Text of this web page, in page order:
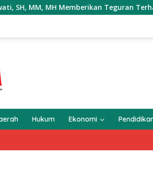
Memberikan Teguran Terhadap Mobil
Hukum Ekonomi